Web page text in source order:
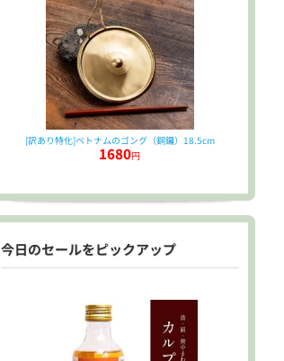
[訳あり特化]ベトナムのゴング（銅鑼）18.5cm
1680円
今日のセールをピックアップ